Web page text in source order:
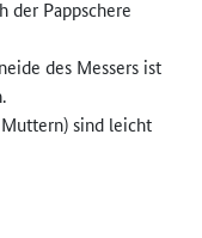
der Pappschere
des Messers ist
sind leicht